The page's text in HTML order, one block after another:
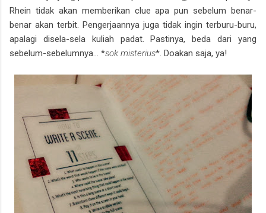
Rhein tidak akan memberikan clue apa pun sebelum benar-
benar akan terbit. Pengerjaannya juga tidak ingin terburu-buru,
apalagi disela-sela kuliah padat. Pastinya, beda dari yang
sebelum-sebelumnya... *sok misterius*. Doakan saja, ya!